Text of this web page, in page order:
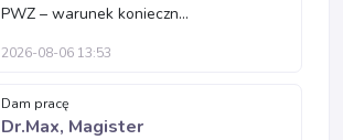
PWZ – warunek konieczn...
2026-08-06 13:53
Dam pracę
Dr.Max, Magister